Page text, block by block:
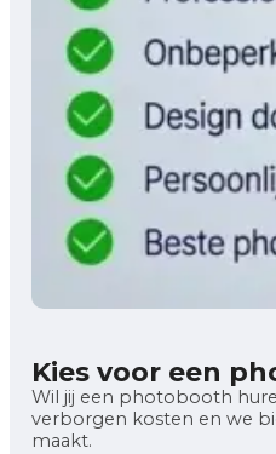
Kies voor een
Wil jij een photobooth
verborgen kosten en we
maakt.